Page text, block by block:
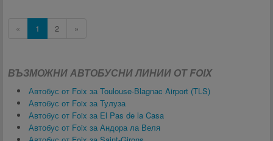
« 1 2 »
ВЪЗМОЖНИ АВТОБУСНИ ЛИНИИ ОТ FOIX
Автобус от Foix за Toulouse-Blagnac Airport (TLS)
Автобус от Foix за Тулуза
Автобус от Foix за El Pas de la Casa
Автобус от Foix за Андора ла Веля